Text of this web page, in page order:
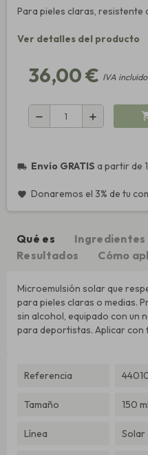
Para pieles claras, resistente
Ver detalles del producto
36,00 € IVA incluido
remove add
local_shipping Envío GRATIS a partir de
favorite Donaremos el 3% de tu
Qué es Ingredientes
Resultados
Cómo
Microemulsión solar que
para pieles claras o medias.
sin alcohol, equipado con un
para deportistas. Aplicar con
Referencia
Tamaño 150 ml
Línea Solar